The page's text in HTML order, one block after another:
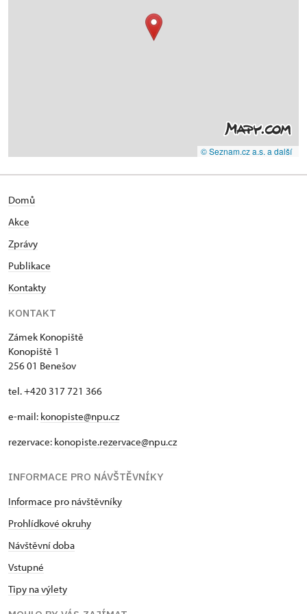
© Seznam.cz a.s. a další
Domů
Akce
Zprávy
Publikace
Kontakty
KONTAKT
Zámek Konopiště
Konopiště 1
256 01 Benešov
tel. +420 317 721 366
e-mail: konopiste@npu.cz
rezervace: konopiste.rezervace@npu.cz
INFORMACE PRO NÁVŠTĚVNÍKY
Informace pro návštěvníky
Prohlídkové okruhy
Návštěvní doba
Vstupné
Tipy na výlety